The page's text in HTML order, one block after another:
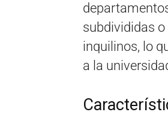
subdivididas
inquilinos, lo
a la